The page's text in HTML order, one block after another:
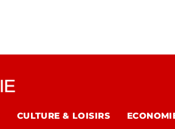
CULTURE & LOISIRS